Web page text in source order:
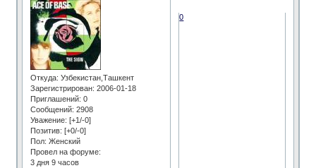
Откуда: Узбекистан,Ташкент
Зарегистрирован: 2006-01-18
Приглашений: 0
Сообщений: 2908
Уважение: [+1/-0]
Позитив: [+0/-0]
Пол: Женский
Провел на форуме:
3 дня 9 часов
0